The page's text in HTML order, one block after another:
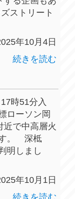
ストリート
年10月4日
続きを読む
時51分入
ローソン岡
近で中高層火
す。 深柢
しまし
年10月1日
続きを読む